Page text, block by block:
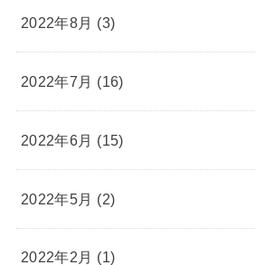
2022年8月 (3)
2022年7月 (16)
2022年6月 (15)
2022年5月 (2)
2022年2月 (1)